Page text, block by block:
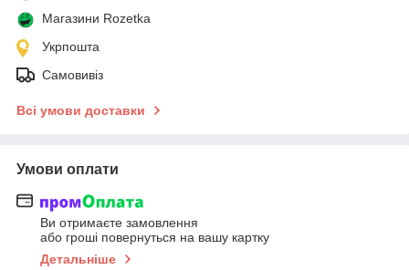
Магазини Rozetka
Укрпошта
Самовивіз
Всі умови доставки
Умови оплати
Ви отримаєте замовлення
або гроші повернуться на вашу картку
Детальніше